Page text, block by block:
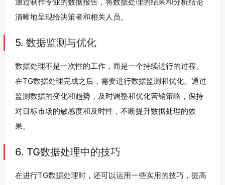
清晰地呈现给决策者和相关人员。
5. 数据监测与优化
数据处理不是一次性的工作，而是一个持续进行的过程。
在TG数据处理完成之后，需要进行数据监测和优化。通过
监测数据的变化和趋势，及时调整和优化营销策略，保持
对目标市场的敏感度和及时性，不断提升数据处理的效
果。
6. TG数据处理中的技巧
在进行TG数据处理时，还可以运用一些实用的技巧，提高